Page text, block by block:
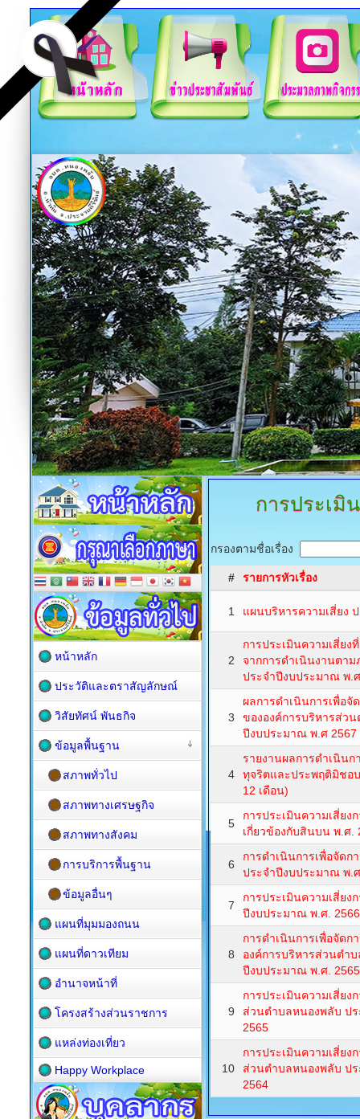
การประเมิ
กรองตามชื่อเรื่อง
# รายการหัวเรื่อง
1 แผนบริหารความเสี่ยง
2
การประเมินความเสี่ยง
จากการดำเนินงานตา
ประจำปีงบประมาณ พ.
3
ผลการดำเนินการเพื่อจั
ขององค์การบริหารส่ว
ปีงบประมาณ พ.ศ 2567
4
รายงานผลการดำเนินก
ทุจริตและประพฤติมิชอ
12 เดือน)
5
การประเมินความเสี่ยง
เกี่ยวข้องกับสินบน พ.ศ.
6
การดำเนินการเพื่อจัดก
ประจำปีงบประมาณ พ.
7
การประเมินความเสี่ยง
ปีงบประมาณ พ.ศ. 2566
8
การดำเนินการเพื่อจัดก
องค์การบริหารส่วนตำ
ปีงบประมาณ พ.ศ. 2565
9
การประเมินความเสี่ยง
ส่วนตำบลหนองพลับ ป
2565
10
การประเมินความเสี่ยง
ส่วนตำบลหนองพลับ ป
2564
หน้าหลัก
ประวัติและตราสัญลักษณ์
วิสัยทัศน์ พันธกิจ
ข้อมูลพื้นฐาน
สภาพทั่วไป
สภาพทางเศรษฐกิจ
สภาพทางสังคม
การบริการพื้นฐาน
ข้อมูลอื่นๆ
แผนที่มุมมองถนน
แผนที่ดาวเทียม
อำนาจหน้าที่
โครงสร้างส่วนราชการ
แหล่งท่องเที่ยว
Happy Workplace